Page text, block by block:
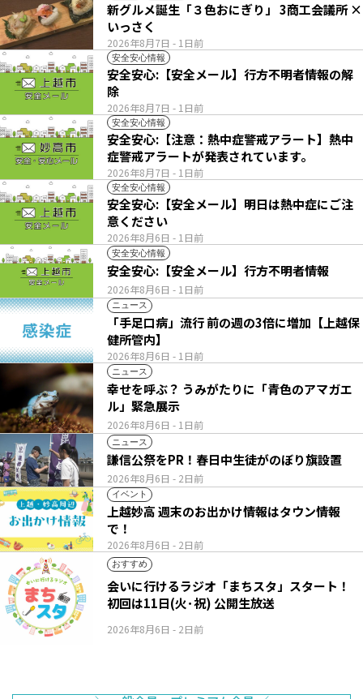
2026年8月7日 - 1日前
新グルメ誕生「３色おにぎり」 3商工会議所 ×
いっさく
安全安心情報
2026年8月7日 - 1日前
安全安心:【安全メール】行方不明者情報の解
除
安全安心情報
2026年8月7日 - 1日前
安全安心:【注意：熱中症警戒アラート】熱中
症警戒アラートが発表されています。
安全安心情報
2026年8月6日 - 1日前
安全安心:【安全メール】明日は熱中症にご注
意ください
安全安心情報
2026年8月6日 - 1日前
安全安心:【安全メール】行方不明者情報
ニュース
2026年8月6日 - 1日前
「手足口病」流行 前の週の3倍に増加【上越保
健所管内】
ニュース
2026年8月6日 - 1日前
幸せを呼ぶ？ うみがたりに「青色のアマガエ
ル」緊急展示
ニュース
2026年8月6日 - 2日前
謙信公祭をPR！春日中生徒がのぼり旗設置
イベント
2026年8月6日 - 2日前
上越妙高 週末のお出かけ情報はタウン情報
で！
おすすめ
2026年8月6日 - 2日前
会いに行けるラジオ「まちスタ」スタート！
初回は11日(火･祝) 公開生放送